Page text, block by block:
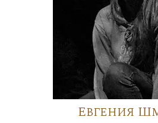
Евгения